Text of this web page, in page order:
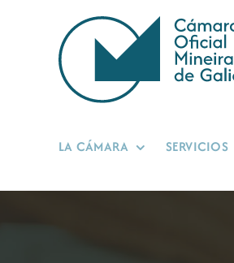
contenido
LA CÁMARA SERVICIOS